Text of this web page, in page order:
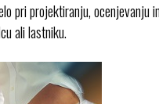
pri projektiranju,
ali lastniku.